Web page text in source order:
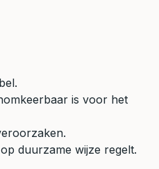
is voor het
duurzame wijze regelt.